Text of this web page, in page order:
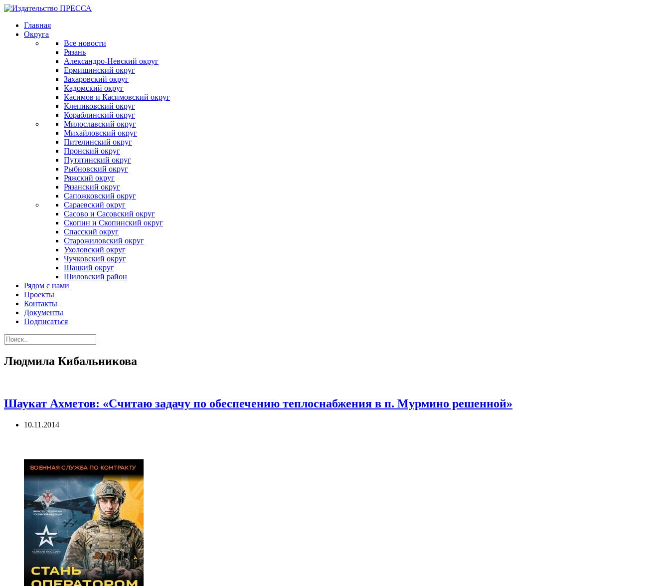
Главная
Округа
Все новости
Рязань
Александро-Невский округ
Ермишинский округ
Захаровский округ
Кадомский округ
Касимов и Касимовский округ
Клепиковский округ
Кораблинский округ
Милославский округ
Михайловский округ
Пителинский округ
Пронский округ
Путятинский округ
Рыбновский округ
Ряжский округ
Рязанский округ
Сапожковский округ
Сараевский округ
Сасово и Сасовский округ
Скопин и Скопинский округ
Спасский округ
Старожиловский округ
Ухоловский округ
Чучковский округ
Шацкий округ
Шиловский район
Рядом с нами
Проекты
Контакты
Документы
Подписаться
Людмила Кибальникова
Шаукат Ахметов: «Считаю задачу по обеспечению теплоснабжения в п. Мурмино решенной»
10.11.2014